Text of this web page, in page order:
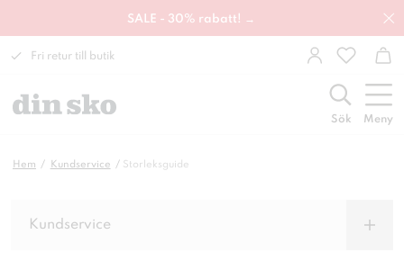
SALE - 30% rabatt! →
Fri retur till butik
Sök Meny
Hem Kundservice Storleksguide
Kundservice